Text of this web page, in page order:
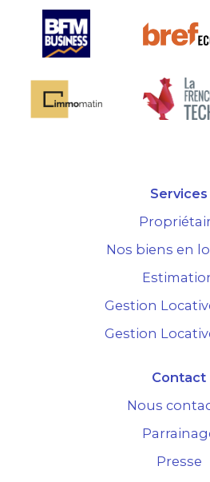
Services
Nos biens en
Gestion
Gestion
Contact
Nous
Presse